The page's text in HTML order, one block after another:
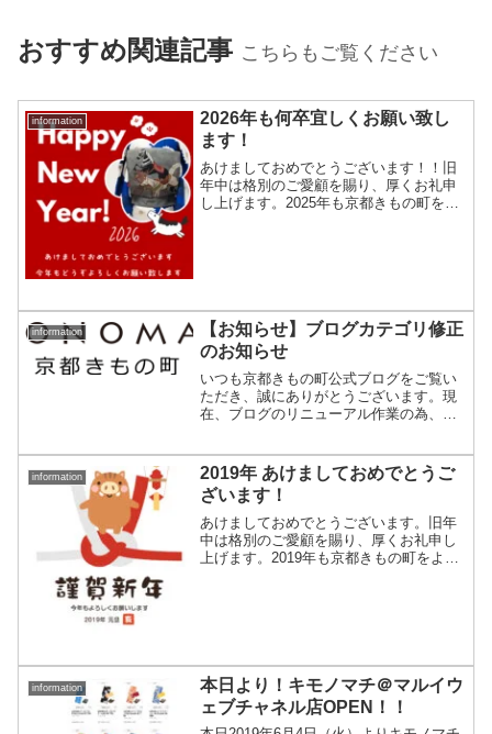
おすすめ関連記事 こちらもご覧ください
information
2026年も何卒宜しくお願い致し
ます！
あけましておめでとうございます！！旧
年中は格別のご愛顧を賜り、厚くお礼申
し上げます。2025年も京都きもの町をよ
information
【お知らせ】ブログカテゴリ修正
のお知らせ
いつも京都きもの町公式ブログをご覧い
ただき、誠にありがとうございます。現
在、ブログのリニューアル作業の為、メ
常通りご利用頂ける予定となっておりま
す。ご不便おかけして申...
information
2019年 あけましておめでとうご
ざいます！
あけましておめでとうございます。旧年
中は格別のご愛顧を賜り、厚くお礼申し
上げます。2019年も京都きもの町をよろ
information
本日より！キモノマチ＠マルイウ
ェブチャネル店OPEN！！